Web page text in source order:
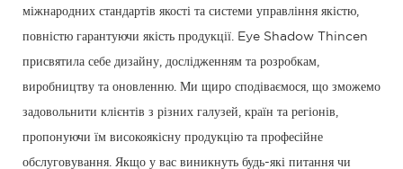
міжнародних стандартів якості та системи управління якістю,
повністю гарантуючи якість продукції. Eye Shadow Thincen
присвятила себе дизайну, дослідженням та розробкам,
виробництву та оновленню. Ми щиро сподіваємося, що зможемо
задовольнити клієнтів з різних галузей, країн та регіонів,
пропонуючи їм високоякісну продукцію та професійне
обслуговування. Якщо у вас виникнуть будь-які питання чи